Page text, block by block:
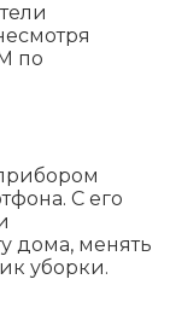
по
С его
дома, менять
уборки.